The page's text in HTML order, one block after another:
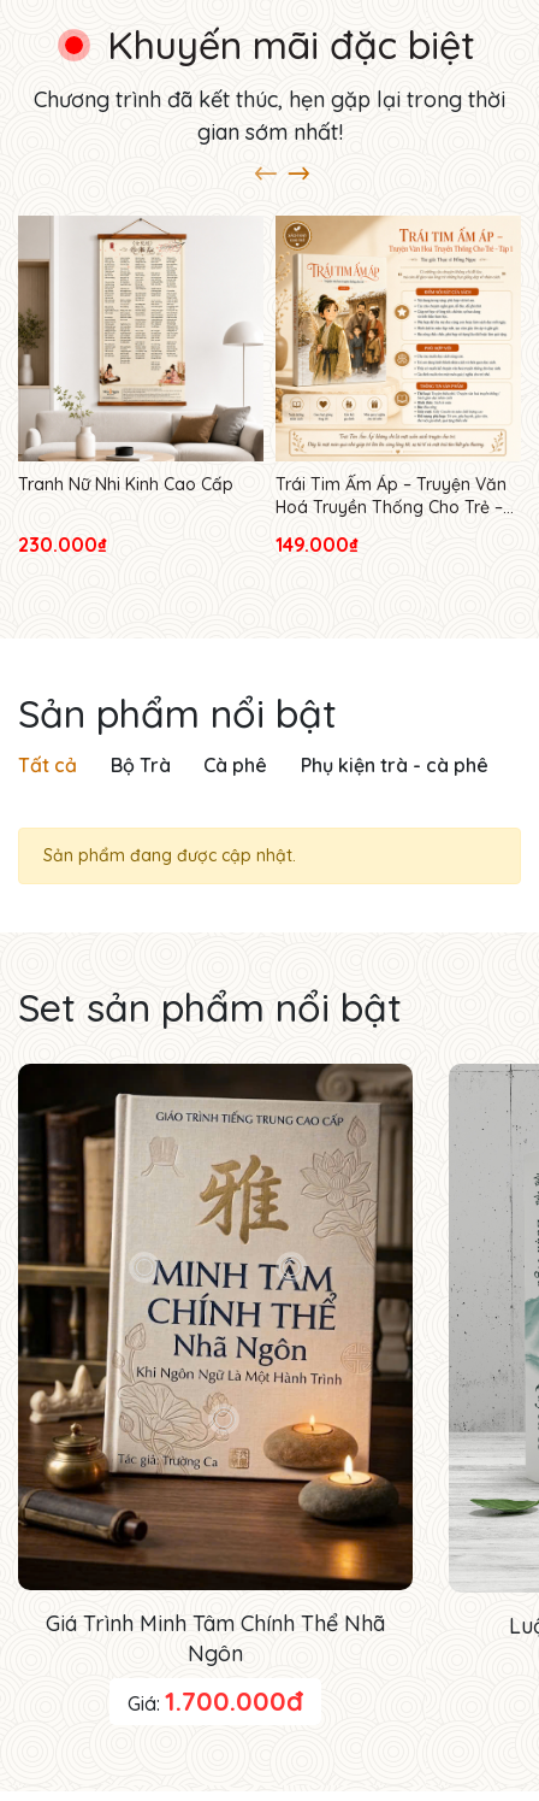
Khuyến mãi đặc biệt
Chương trình đã kết thúc, hẹn gặp lại trong thời
gian sớm nhất!
Tranh Nữ Nhi Kinh Cao Cấp
230.000₫
Trái Tim Ấm Áp – Truyện Văn
Hoá Truyền Thống Cho Trẻ –
149.000₫
Sản phẩm nổi bật
Tất cả Bộ Trà Cà phê Phụ kiện trà - cà phê
Sản phẩm đang được cập nhật.
Set sản phẩm nổi bật
Giá Trình Minh Tâm Chính Thể Nhã
Ngôn
Giá:1.700.000đ